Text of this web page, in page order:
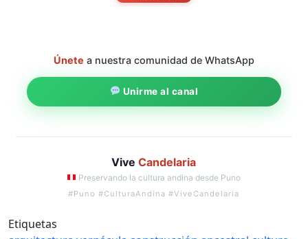
Únete a nuestra comunidad de WhatsApp
Unirme al canal
ViveCandelaria
Preservando la cultura andina desde Puno
#Puno #CulturaAndina #ViveCandelaria
Etiquetas